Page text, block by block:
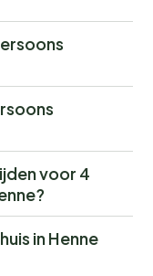
voor 4
in Henne